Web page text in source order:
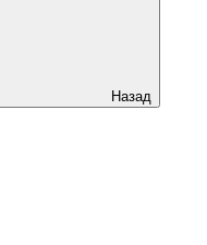
Назад